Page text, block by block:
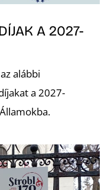
A 2027-
alábbi
a 2027-